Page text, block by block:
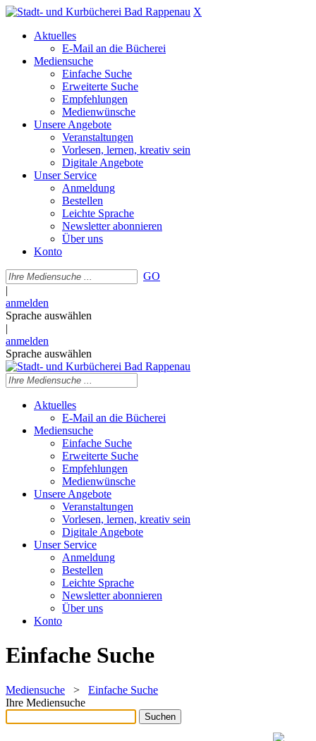
X
Aktuelles
E-Mail an die Bücherei
Mediensuche
Einfache Suche
Erweiterte Suche
Empfehlungen
Medienwünsche
Unsere Angebote
Veranstaltungen
Vorlesen, lernen, kreativ sein
Digitale Angebote
Unser Service
Anmeldung
Bestellen
Leichte Sprache
Newsletter abonnieren
Über uns
Konto
GO
|
anmelden
Sprache auswählen
|
anmelden
Sprache auswählen
Aktuelles
E-Mail an die Bücherei
Mediensuche
Einfache Suche
Erweiterte Suche
Empfehlungen
Medienwünsche
Unsere Angebote
Veranstaltungen
Vorlesen, lernen, kreativ sein
Digitale Angebote
Unser Service
Anmeldung
Bestellen
Leichte Sprache
Newsletter abonnieren
Über uns
Konto
Einfache Suche
Mediensuche > Einfache Suche
Ihre Mediensuche